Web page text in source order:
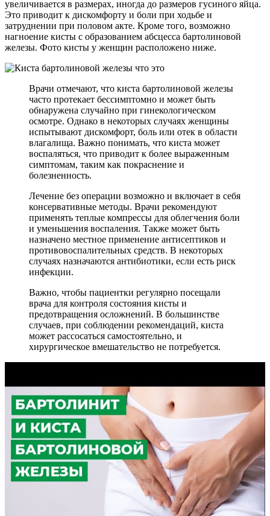
увеличивается в размерах, иногда до размеров гусиного яйца.
Это приводит к дискомфорту и боли при ходьбе и
затруднении при половом акте. Кроме того, возможно
нагноение кисты с образованием абсцесса бартолиновой
железы. Фото кисты у женщин расположено ниже.
Врачи отмечают, что киста бартолиновой железы
часто протекает бессимптомно и может быть
обнаружена случайно при гинекологическом
осмотре. Однако в некоторых случаях женщины
испытывают дискомфорт, боль или отек в области
влагалища. Важно понимать, что киста может
воспаляться, что приводит к более выраженным
симптомам, таким как покраснение и
болезненность.
Лечение без операции возможно и включает в себя
консервативные методы. Врачи рекомендуют
применять теплые компрессы для облегчения боли
и уменьшения воспаления. Также может быть
назначено местное применение антисептиков и
противовоспалительных средств. В некоторых
случаях назначаются антибиотики, если есть риск
инфекции.
Важно, чтобы пациентки регулярно посещали
врача для контроля состояния кисты и
предотвращения осложнений. В большинстве
случаев, при соблюдении рекомендаций, киста
может рассосаться самостоятельно, и
хирургическое вмешательство не потребуется.